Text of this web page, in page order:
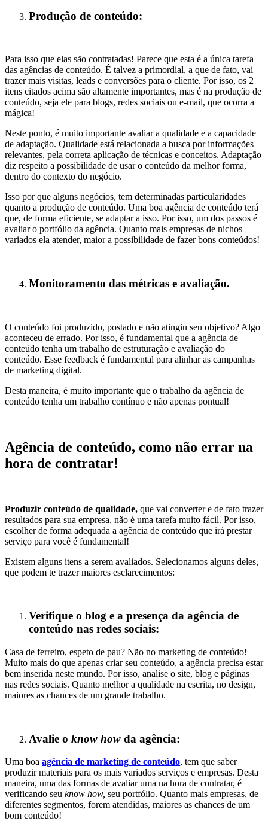
Produção de conteúdo:
Para isso que elas são contratadas! Parece que esta é a única tarefa
das agências de conteúdo. É talvez a primordial, a que de fato, vai
trazer mais visitas, leads e conversões para o cliente. Por isso, os 2
itens citados acima são altamente importantes, mas é na produção de
conteúdo, seja ele para blogs, redes sociais ou e-mail, que ocorra a
mágica!
Neste ponto, é muito importante avaliar a qualidade e a capacidade
de adaptação. Qualidade está relacionada a busca por informações
relevantes, pela correta aplicação de técnicas e conceitos. Adaptação
diz respeito a possibilidade de usar o conteúdo da melhor forma,
dentro do contexto do negócio.
Isso por que alguns negócios, tem determinadas particularidades
quanto a produção de conteúdo. Uma boa agência de conteúdo terá
que, de forma eficiente, se adaptar a isso. Por isso, um dos passos é
avaliar o portfólio da agência. Quanto mais empresas de nichos
variados ela atender, maior a possibilidade de fazer bons conteúdos!
Monitoramento das métricas e avaliação.
O conteúdo foi produzido, postado e não atingiu seu objetivo? Algo
aconteceu de errado. Por isso, é fundamental que a agência de
conteúdo tenha um trabalho de estruturação e avaliação do
conteúdo. Esse feedback é fundamental para alinhar as campanhas
de marketing digital.
Desta maneira, é muito importante que o trabalho da agência de
conteúdo tenha um trabalho contínuo e não apenas pontual!
Agência de conteúdo, como não errar na
hora de contratar!
Produzir conteúdo de qualidade, que vai converter e de fato trazer
resultados para sua empresa, não é uma tarefa muito fácil. Por isso,
escolher de forma adequada a agência de conteúdo que irá prestar
serviço para você é fundamental!
Existem alguns itens a serem avaliados. Selecionamos alguns deles,
que podem te trazer maiores esclarecimentos:
Verifique o blog e a presença da agência de
conteúdo nas redes sociais:
Casa de ferreiro, espeto de pau? Não no marketing de conteúdo!
Muito mais do que apenas criar seu conteúdo, a agência precisa estar
bem inserida neste mundo. Por isso, analise o site, blog e páginas
nas redes sociais. Quanto melhor a qualidade na escrita, no design,
maiores as chances de um grande trabalho.
Avalie o know how da agência:
Uma boa agência de marketing de conteúdo, tem que saber
produzir materiais para os mais variados serviços e empresas. Desta
maneira, uma das formas de avaliar uma na hora de contratar, é
verificando seu know how, seu portfólio. Quanto mais empresas, de
diferentes segmentos, forem atendidas, maiores as chances de um
bom conteúdo!